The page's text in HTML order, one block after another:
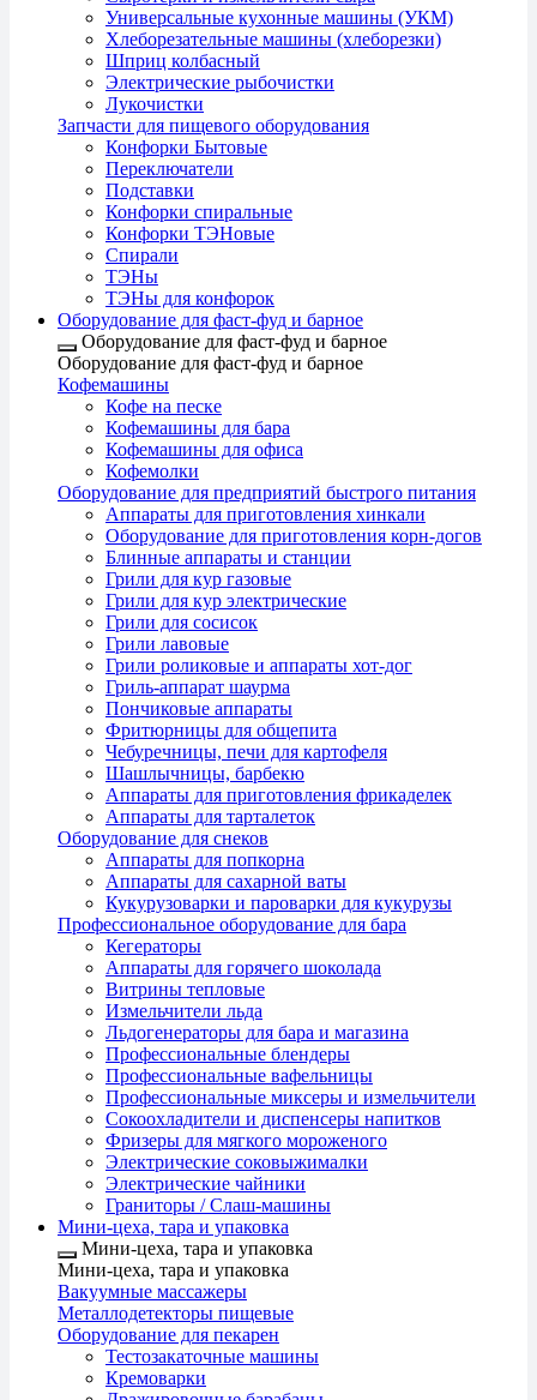
Универсальные кухонные машины (УКМ)
Хлеборезательные машины (хлеборезки)
Шприц колбасный
Электрические рыбочистки
Лукочистки
Запчасти для пищевого оборудования
Конфорки Бытовые
Переключатели
Подставки
Конфорки спиральные
Конфорки ТЭНовые
Спирали
ТЭНы
ТЭНы для конфорок
Оборудование для фаст-фуд и барное
Оборудование для фаст-фуд и барное
Оборудование для фаст-фуд и барное
Кофемашины
Кофе на песке
Кофемашины для бара
Кофемашины для офиса
Кофемолки
Оборудование для предприятий быстрого питания
Аппараты для приготовления хинкали
Оборудование для приготовления корн-догов
Блинные аппараты и станции
Грили для кур газовые
Грили для кур электрические
Грили для сосисок
Грили лавовые
Грили роликовые и аппараты хот-дог
Гриль-аппарат шаурма
Пончиковые аппараты
Фритюрницы для общепита
Чебуречницы, печи для картофеля
Шашлычницы, барбекю
Аппараты для приготовления фрикаделек
Аппараты для тарталеток
Оборудование для снеков
Аппараты для попкорна
Аппараты для сахарной ваты
Кукурузоварки и пароварки для кукурузы
Профессиональное оборудование для бара
Кегераторы
Аппараты для горячего шоколада
Витрины тепловые
Измельчители льда
Льдогенераторы для бара и магазина
Профессиональные блендеры
Профессиональные вафельницы
Профессиональные миксеры и измельчители
Сокоохладители и диспенсеры напитков
Фризеры для мягкого мороженого
Электрические соковыжималки
Электрические чайники
Граниторы / Слаш-машины
Мини-цеха, тара и упаковка
Мини-цеха, тара и упаковка
Мини-цеха, тара и упаковка
Вакуумные массажеры
Металлодетекторы пищевые
Оборудование для пекарен
Тестозакаточные машины
Кремоварки